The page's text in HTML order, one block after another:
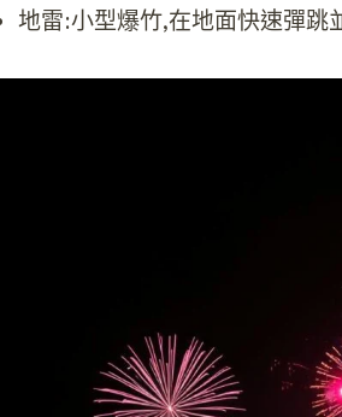
地雷:小型爆竹,在地面快速彈跳